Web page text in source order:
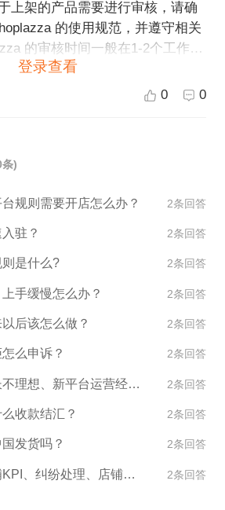
上架的产品需要进行审核，请确
的使用规范，并遵守相关
的审核时间一般在1-2个工作日
的产品就会在平台上架。如果您
审核可能会失败，您需要对产品
登录查看
0 0
)
规则需要开店怎么办？ 2条回答
驻？ 2条回答
是什么? 2条回答
手缓慢怎么办？ 2条回答
后该怎么做？ 2条回答
么申诉？ 2条回答
Shoplazza店铺成长不理想、新平台运营经验不足怎么办？ 2条回答
收款结汇？ 2条回答
发货吗？ 2条回答
Shoplazza遇到店铺KPI、纠纷处理、店铺异常如何处理？ 2条回答